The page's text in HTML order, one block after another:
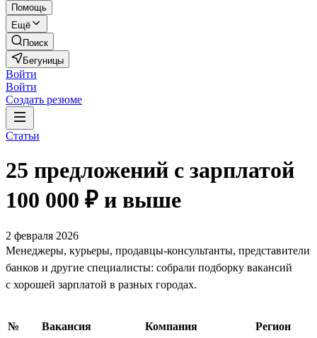
Помощь
Ещё
Поиск
Бегуницы
Войти
Войти
Создать резюме
Статьи
25 предложений с зарплатой
100 000 ₽ и выше
2 февраля 2026
Менеджеры, курьеры, продавцы-консультанты, представители
банков и другие специалисты: собрали подборку вакансий
с хорошей зарплатой в разных городах.
№ Вакансия Компания Регион